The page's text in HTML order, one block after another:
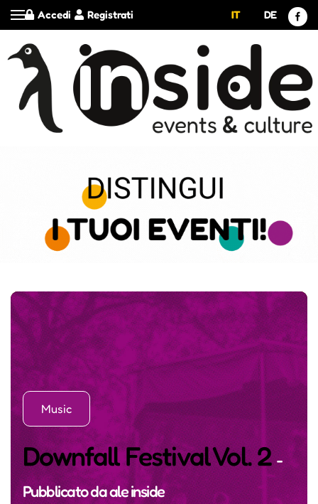
Registrati
Accedi IT DE
Music
Downfall Festival Vol. 2-
Pubblicato daale inside